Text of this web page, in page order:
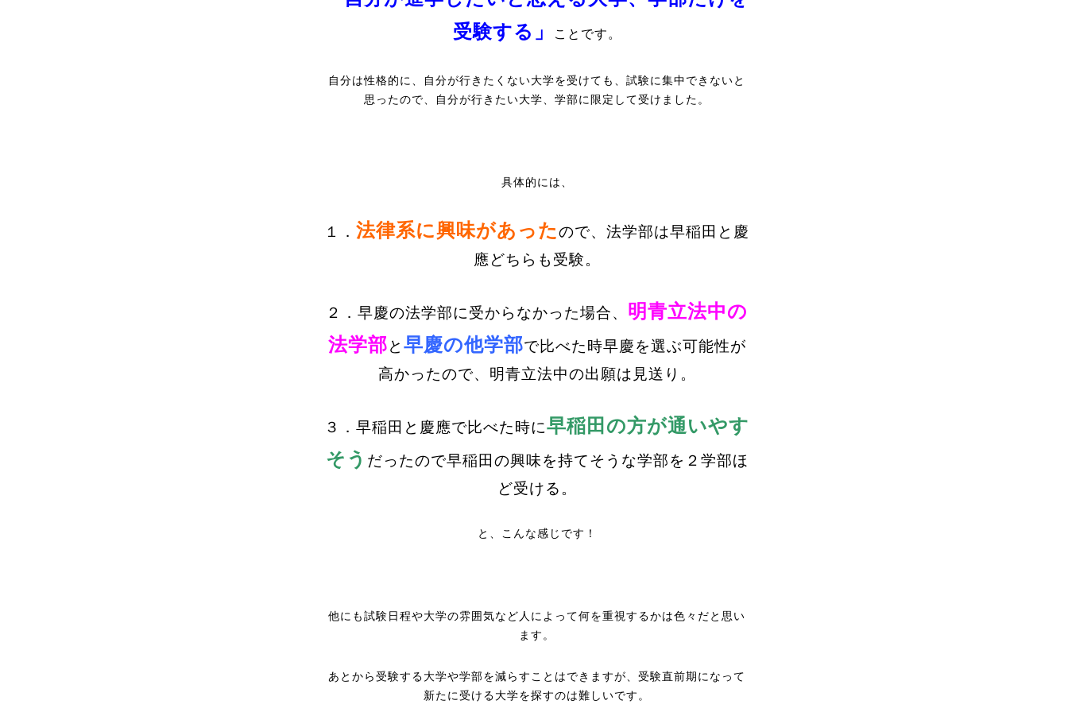
受験する」
ことです。
自分は性格的に、自分が行きたくない大学を受けても、試験に集中できないと
思ったので、自分が行きたい大学、学部に限定して受けました。
具体的には、
１． 法律系に興味があったので、法学部は早稲田と慶
應どちらも受験。
２．早慶の法学部に受からなかった場合、 明青立法中の
法学部と 早慶の他学部で比べた時早慶を選ぶ可能性が
高かったので、明青立法中の出願は見送り。
３．早稲田と慶應で比べた時に早稲田の方が通いやす
そう だったので早稲田の興味を持てそうな学部を２学部ほ
ど受ける。
と、こんな感じです！
他にも試験日程や大学の雰囲気など人によって何を重視するかは色々だと思い
ます。
あとから受験する大学や学部を減らすことはできますが、受験直前期になって
新たに受ける大学を探すのは難しいです。